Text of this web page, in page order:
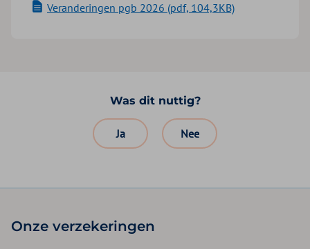
Veranderingen pgb 2026 (pdf, 104,3KB)
Was dit nuttig?
Ja Nee
Onze verzekeringen